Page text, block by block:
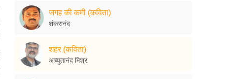
जगह की कमी (कविता)
शंकरानंद
शहर (कविता)
अच्युतानंद मिश्र